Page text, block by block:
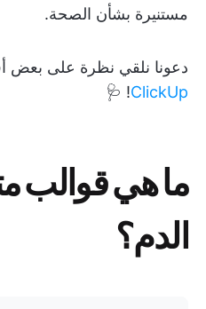
مستنيرة بشأن الصحة.
دعونا نلقي نظرة على بعض
ClickUp
! 🩺
ما هي قوالب
الدم؟